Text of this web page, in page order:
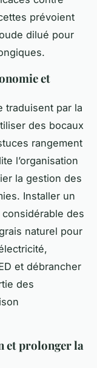
prévoient
dilué pour
et
traduisent par la
des bocaux
rangement
l’organisation
la gestion des
Installer un
des
naturel pour
et débrancher
des
et prolonger la